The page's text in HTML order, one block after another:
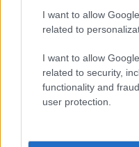
I want to allow
related to
I want to allow
related to security,
functionality and
user protection.
(Puscas, 75.).
Lunyin –
Matvijenko, Zincsenko
Saparenko
62.), Szudakov
Olvastad már?